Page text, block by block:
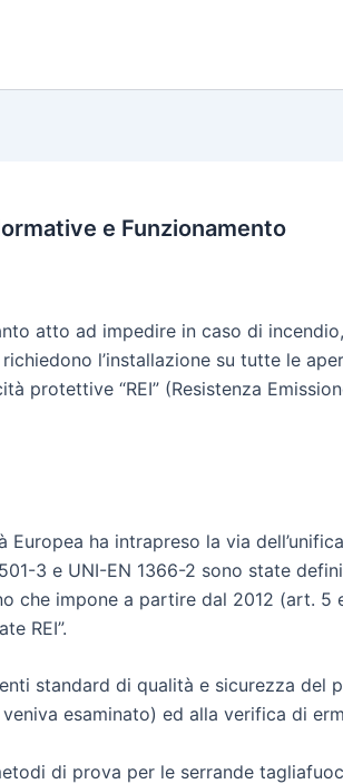
e Funzionamento
atto ad impedire in caso di
l’installazione su tutte le
protettive “REI” (Resistenza
ha intrapreso la via
3 e UNI-EN 1366-2 sono state
che impone a partire dal 2012 (art. 5
REI”.
standard di qualità e sicurezza
esaminato) ed alla verifica di
di prova per le serrande